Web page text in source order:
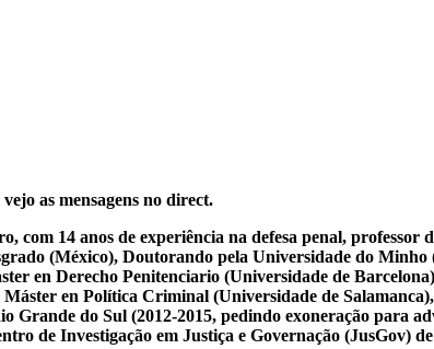
as mensagens no direct.
14 anos de experiência na defesa penal, professor
(México), Doutorando pela Universidade do
en Derecho Penitenciario (Universidade de
en Política Criminal (Universidade de
Grande do Sul (2012-2015, pedindo exoneração para
de Investigação em Justiça e Governação